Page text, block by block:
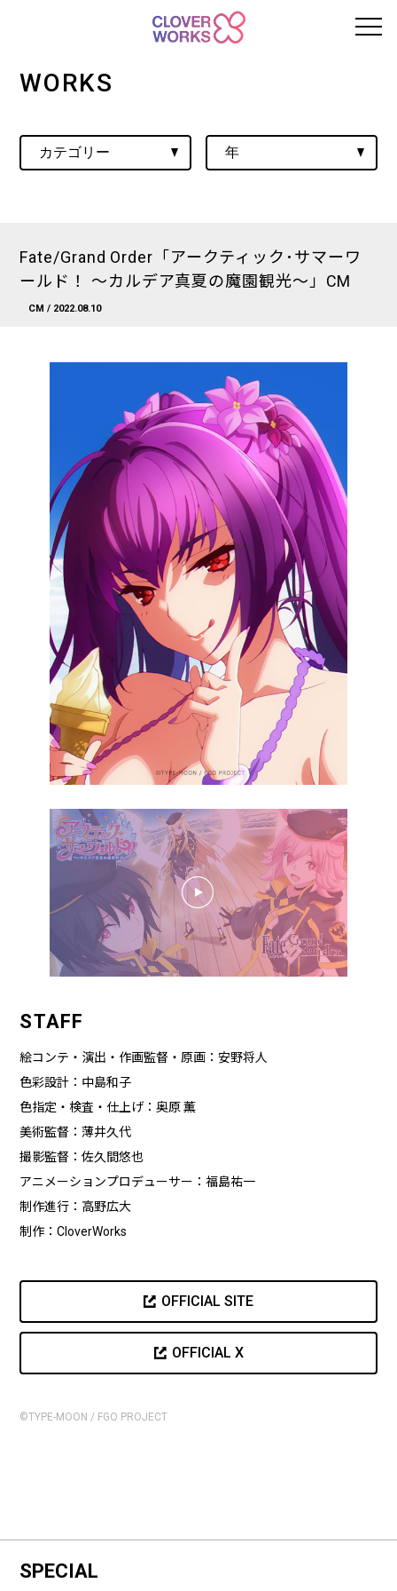
WORKS
Fate/Grand Order「アークティック･サマーワ
ールド！ ～カルデア真夏の魔園観光～」CM
CM / 2022.08.10
STAFF
絵コンテ・演出・作画監督・原画：安野将人
色彩設計：中島和子
色指定・検査・仕上げ：奥原 薫
美術監督：薄井久代
撮影監督：佐久間悠也
アニメーションプロデューサー：福島祐一
制作進行：高野広大
制作：CloverWorks
OFFICIAL SITE
OFFICIAL X
©TYPE-MOON / FGO PROJECT
SPECIAL